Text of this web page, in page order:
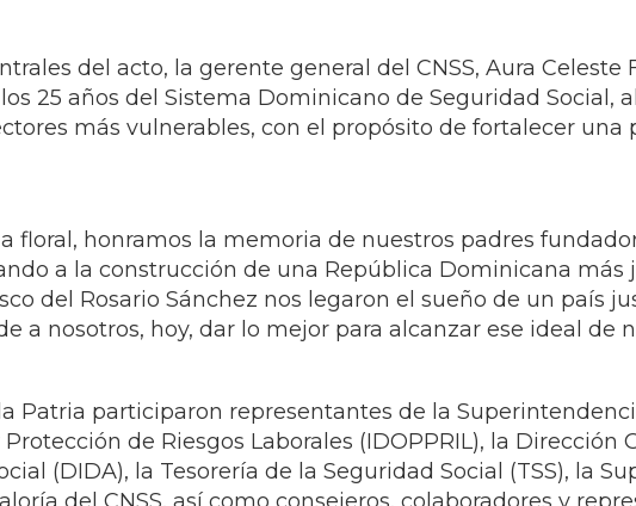
del acto, la gerente general del CNSS, Aura Celeste
25 años del Sistema Dominicano de Seguridad Social,
más vulnerables, con el propósito de fortalecer
floral, honramos la memoria de nuestros padres
a la construcción de una República Dominicana más
del Rosario Sánchez nos legaron el sueño de un país
a nosotros, hoy, dar lo mejor para alcanzar ese ideal de
Patria participaron representantes de la
de Riesgos Laborales (IDOPPRIL), la Dirección
(DIDA), la Tesorería de la Seguridad Social (TSS), la